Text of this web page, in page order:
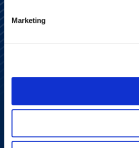
Marketing
Subscribe
LinkedIn
Legal Notice and Disclaimer